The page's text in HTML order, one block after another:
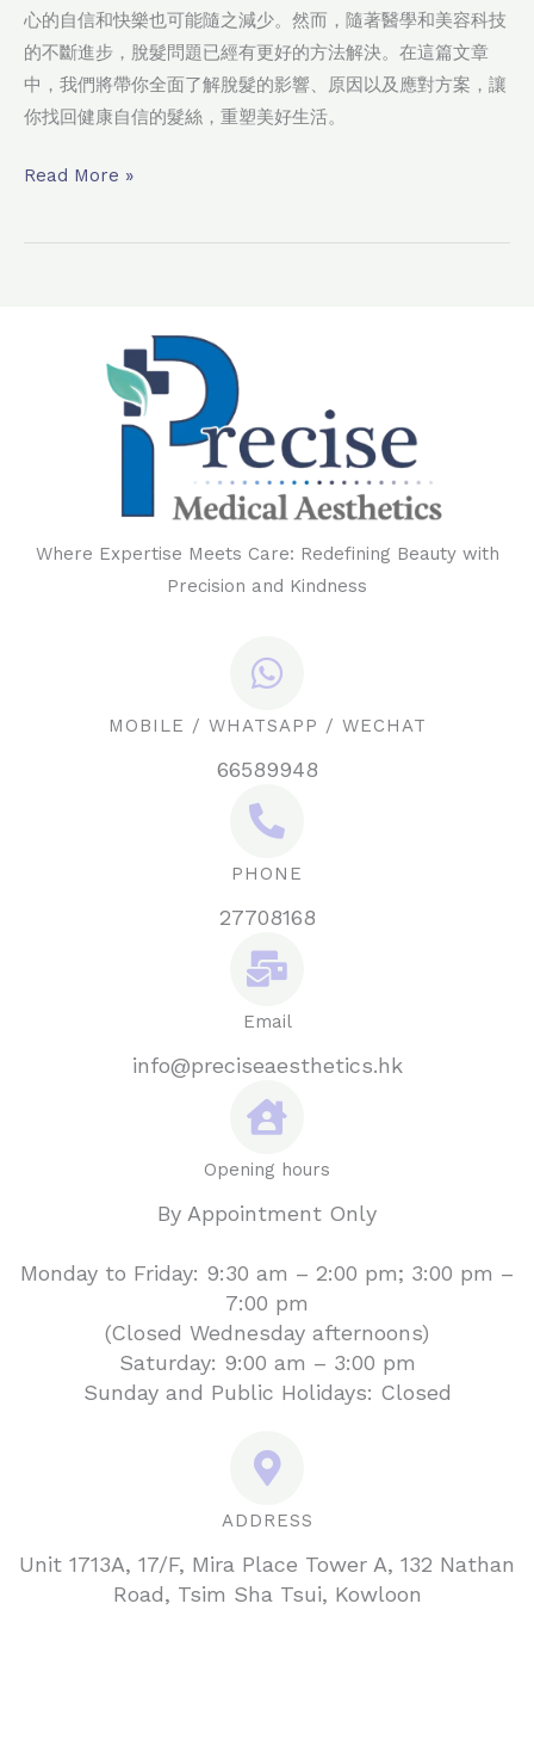
心的自信和快樂也可能隨之減少。然而，隨著醫學和美容科技
的不斷進步，脫髮問題已經有更好的方法解決。在這篇文章
中，我們將帶你全面了解脫髮的影響、原因以及應對方案，讓
你找回健康自信的髮絲，重塑美好生活。
Read More »
Where Expertise Meets Care: Redefining Beauty with
Precision and Kindness
MOBILE / WHATSAPP / WECHAT
66589948
PHONE
27708168
Email
info@preciseaesthetics.hk
Opening hours
By Appointment Only
Monday to Friday: 9:30 am – 2:00 pm; 3:00 pm –
7:00 pm
(Closed Wednesday afternoons)
Saturday: 9:00 am – 3:00 pm
Sunday and Public Holidays: Closed
ADDRESS
Unit 1713A, 17/F, Mira Place Tower A, 132 Nathan
Road, Tsim Sha Tsui, Kowloon